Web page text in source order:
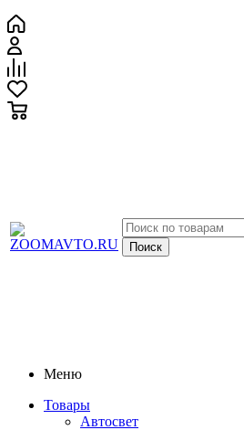
Меню
Товары
Автосвет